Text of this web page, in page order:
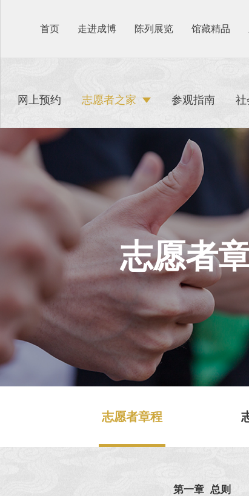
首页 走进成博 陈列展览 馆藏精品
网上预约 志愿者之家 参观指南 社
志愿者
志愿者章程
第一章 总则